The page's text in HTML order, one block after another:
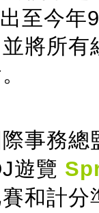
至今年
將所
事務總
遊覽
和計